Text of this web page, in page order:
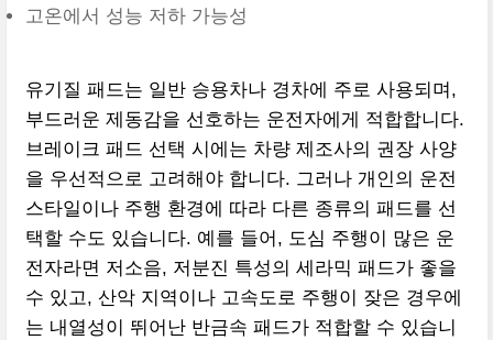
고온에서 성능 저하 가능성
유기질 패드는 일반 승용차나 경차에 주로 사용되며,
부드러운 제동감을 선호하는 운전자에게 적합합니다.
브레이크 패드 선택 시에는 차량 제조사의 권장 사양
을 우선적으로 고려해야 합니다. 그러나 개인의 운전
스타일이나 주행 환경에 따라 다른 종류의 패드를 선
택할 수도 있습니다. 예를 들어, 도심 주행이 많은 운
전자라면 저소음, 저분진 특성의 세라믹 패드가 좋을
수 있고, 산악 지역이나 고속도로 주행이 잦은 경우에
는 내열성이 뛰어난 반금속 패드가 적합할 수 있습니